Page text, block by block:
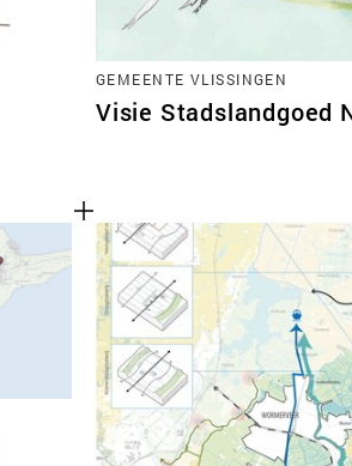
GEMEENTE VLISSINGEN
Visie Stadslandgoed